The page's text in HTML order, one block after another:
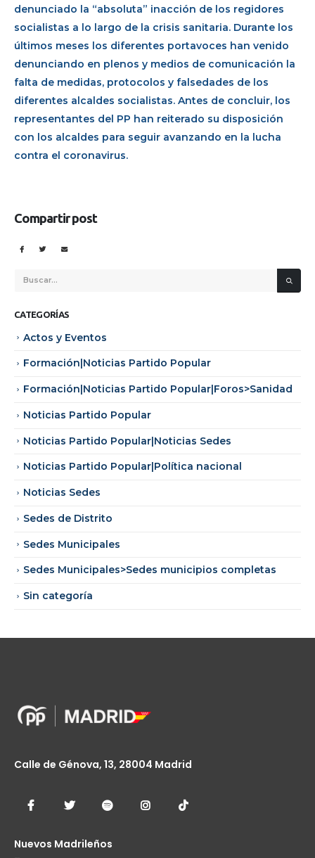
denunciado la “absoluta” inacción de los regidores
socialistas a lo largo de la crisis sanitaria. Durante los
últimos meses los diferentes portavoces han venido
denunciando en plenos y medios de comunicación la
falta de medidas, protocolos y falsedades de los
diferentes alcaldes socialistas. Antes de concluir, los
representantes del PP han reiterado su disposición
con los alcaldes para seguir avanzando en la lucha
contra el coronavirus.
Compartir post
CATEGORÍAS
Actos y Eventos
Formación|Noticias Partido Popular
Formación|Noticias Partido Popular|Foros>Sanidad
Noticias Partido Popular
Noticias Partido Popular|Noticias Sedes
Noticias Partido Popular|Política nacional
Noticias Sedes
Sedes de Distrito
Sedes Municipales
Sedes Municipales>Sedes municipios completas
Sin categoría
Calle de Génova, 13, 28004 Madrid
Nuevos Madrileños